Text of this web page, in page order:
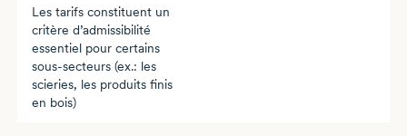
Les tarifs constituent un
critère d’admissibilité
essentiel pour certains
sous-secteurs(ex.: les
scieries, les produits finis
en bois)